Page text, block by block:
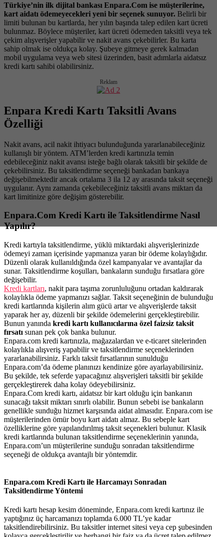
Türkiye’nin ilk dijital bankası Enpara.Com ise müşterilerine,
kart aidatı ödemeyecekleri yeni bir seçenek sunuyor. Belirli bir
limiti bulunan bu kartlarda, her yılın başında talep edilen kart ücreti
bulunmaz. Böylece müşteriler, kart ücreti ödemeden taksitli veya tek
çekim alışverişler yapabilir ve nakit avans çekebilirler. Bu karta
sahip olmak ise oldukça kolay. Şubeye gitmeye gerek kalmadan
mobil uygulama veya web sitesi üzerinden, basit adımlarla aidatsız
kredi kartı sahibi olabilirsiniz.
Reklam
Enpara Kredi Kartı Taksitli Avans
Özelliği
Nakit avans, acil nakit ihtiyacı bulunduğunda yararlanabileceğiniz
kullanışlı bir yöntem. ATM’lerden kredi kartınızla temin
edebileceğiniz nakit avansı isteğe bağlı olarak taksitli bir şekilde de
çekebilirsiniz. Bu taksitlendirme seçeneği bankadan bankaya
değişebilmektedir ancak ortalama 3 ila 12 ay arasında taksit seçeneği
uygulanır. Aynı zamanda çekebileceğiniz taksitli avans miktarı da
kart limitinize göre değişim gösterebilir.
Enpara.Com Kredi Kartı ile Taksitlendirme Nasıl
Yapılır?
Kredi kartıyla taksitlendirme, yüklü miktardaki alışverişlerinizde
ödemeyi zaman içerisinde yapmanıza yaran bir ödeme kolaylığıdır.
Düzenli olarak kullanıldığında özel kampanyalar ve avantajlar da
sunar. Taksitlendirme koşulları, bankaların sunduğu fırsatlara göre
değişebilir.
Kredi kartları, nakit para taşıma zorunluluğunu ortadan kaldırarak
kolaylıkla ödeme yapmanızı sağlar. Taksit seçeneğinin de bulunduğu
kredi kartlarında kişilerin alım gücü artar ve alışverişlerde taksit
yaparak her ay, düzenli bir şekilde ödemelerini gerçekleştirebilir.
Bunun yanında kredi kartı kullanıcılarına özel faizsiz taksit
fırsatı sunan pek çok banka bulunur.
Enpara.com kredi kartınızla, mağazalardan ve e-ticaret sitelerinden
kolaylıkla alışveriş yapabilir ve taksitlendirme seçeneklerinden
yararlanabilirsiniz. Farklı taksit fırsatlarının sunulduğu
Enpara.com’da ödeme planınızı kendinize göre ayarlayabilirsiniz.
Bu şekilde, tek seferde yapacağınız alışverişleri taksitli bir şekilde
gerçekleştirerek daha kolay ödeyebilirsiniz.
Enpara.Com kredi kartı, aidatsız bir kart olduğu için bankanın
sunacağı taksit miktarı sınırlı olabilir. Bunun sebebi ise bankaların
genellikle sunduğu hizmet karşısında aidat almasıdır. Enpara.com ise
müşterilerinden ömür boyu kart aidatı almaz. Bu sebeple kart
özelliklerine göre yapılandırılmış taksit seçenekleri bulunur. Klasik
kredi kartlarında bulunan taksitlendirme seçeneklerinin yanında,
Enpara.com’un müşterilerine sunduğu sonradan taksitlendirme
seçeneği de oldukça avantajlı bir yöntemdir.
Enpara.com Kredi Kartı ile Harcamayı Sonradan
Taksitlendirme Yöntemi
Kredi kartı hesap kesim döneminde, Enpara.com kredi kartınız ile
yaptığınız üç harcamanızı toplamda 6.000 TL’ye kadar
taksitlendirebilirsiniz. Bu taksitler internet sitesi veya cep şubesinden